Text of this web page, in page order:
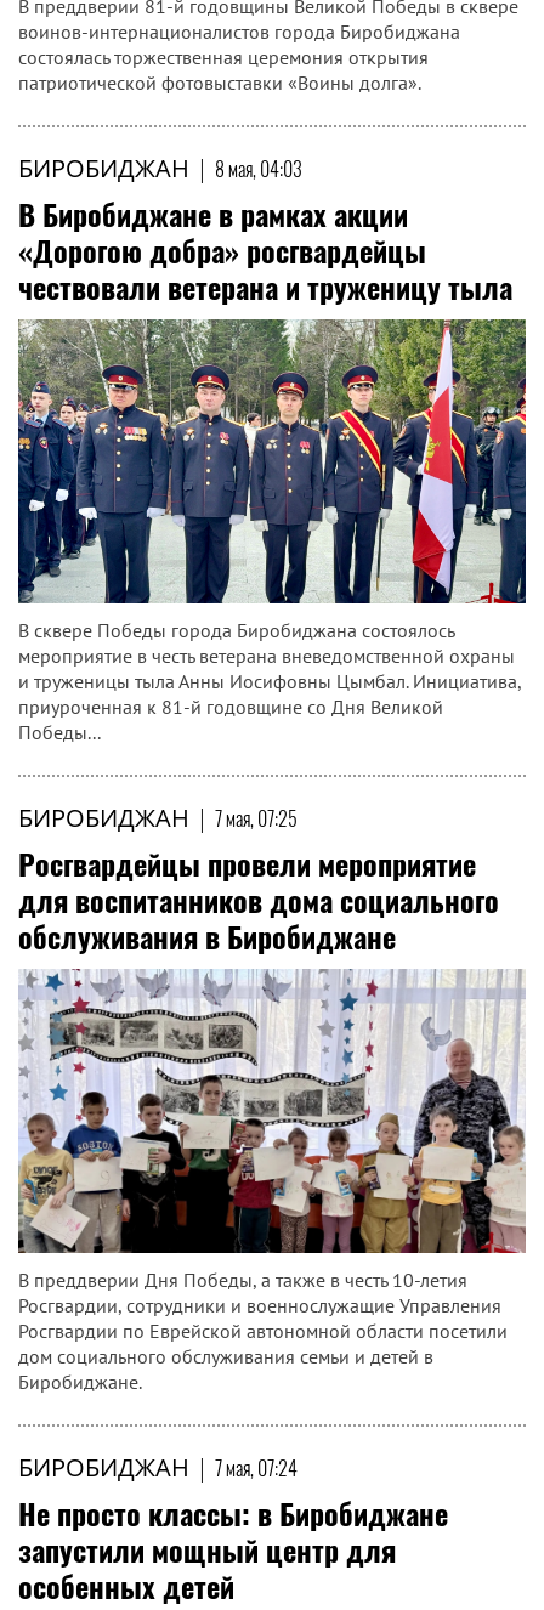
В преддверии 81‑й годовщины Великой Победы в сквере
воинов‑интернационалистов города Биробиджана
состоялась торжественная церемония открытия
патриотической фотовыставки «Воины долга».
БИРОБИДЖАН | 8 мая, 04:03
В Биробиджане в рамках акции
«Дорогою добра» росгвардейцы
чествовали ветерана и труженицу тыла
В сквере Победы города Биробиджана состоялось
мероприятие в честь ветерана вневедомственной охраны
и труженицы тыла Анны Иосифовны Цымбал. Инициатива,
приуроченная к 81-й годовщине со Дня Великой
Победы...
БИРОБИДЖАН | 7 мая, 07:25
Росгвардейцы провели мероприятие
для воспитанников дома социального
обслуживания в Биробиджане
В преддверии Дня Победы, а также в честь 10-летия
Росгвардии, сотрудники и военнослужащие Управления
Росгвардии по Еврейской автономной области посетили
дом социального обслуживания семьи и детей в
Биробиджане.
БИРОБИДЖАН | 7 мая, 07:24
Не просто классы: в Биробиджане
запустили мощный центр для
особенных детей